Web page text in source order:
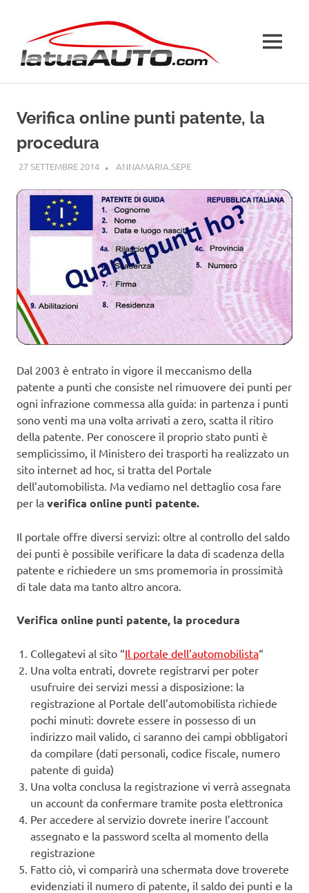
contenuto
MENU
Verifica online punti patente, la
procedura
27 SETTEMBRE 2014 ANNAMARIA.SEPEPATENTE
Dal 2003 è entrato in vigore il meccanismo della
patente a punti che consiste nel rimuovere dei punti per
ogni infrazione commessa alla guida: in partenza i punti
sono venti ma una volta arrivati a zero, scatta il ritiro
della patente. Per conoscere il proprio stato punti è
semplicissimo, il Ministero dei trasporti ha realizzato un
sito internet ad hoc, si tratta del Portale
dell’automobilista. Ma vediamo nel dettaglio cosa fare
per la verifica online punti patente.
Il portale offre diversi servizi: oltre al controllo del saldo
dei punti è possibile verificare la data di scadenza della
patente e richiedere un sms promemoria in prossimità
di tale data ma tanto altro ancora.
Verifica online punti patente, la procedura
Collegatevi al sito “Il portale dell’automobilista“
Una volta entrati, dovrete registrarvi per poter
usufruire dei servizi messi a disposizione: la
registrazione al Portale dell’automobilista richiede
pochi minuti: dovrete essere in possesso di un
indirizzo mail valido, ci saranno dei campi obbligatori
da compilare (dati personali, codice fiscale, numero
patente di guida)
Una volta conclusa la registrazione vi verrà assegnata
un account da confermare tramite posta elettronica
Per accedere al servizio dovrete inerire l’account
assegnato e la password scelta al momento della
registrazione
Fatto ciò, vi comparirà una schermata dove troverete
evidenziati il numero di patente, il saldo dei punti e la